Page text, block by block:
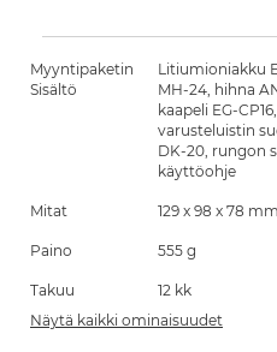
Myyntipaketin
Sisältö
Litiumioniakku
MH-24, hihna
kaapeli EG-
varusteluistin
DK-20, rungon
käyttöohje
Mitat 129 x 98 x 78 mm
Paino 555 g
Takuu
12 kk
Näytä kaikki ominaisuudet